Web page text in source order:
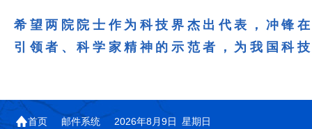
希望两院院士作为科技界杰出代表，冲锋
引领者、科学家精神的示范者，为我国科
首页 邮件系统 2026年8月9日 星期日